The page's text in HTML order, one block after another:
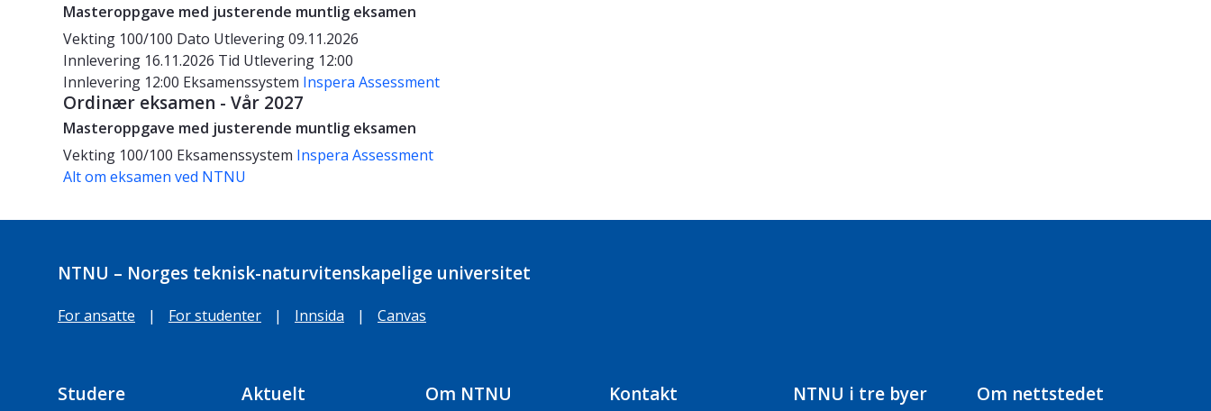
Masteroppgave med justerende muntlig eksamen
Vekting 100/100 Dato Utlevering 09.11.2026
Innlevering 16.11.2026 Tid Utlevering 12:00
Innlevering 12:00 Eksamenssystem Inspera Assessment
Ordinær eksamen - Vår 2027
Masteroppgave med justerende muntlig eksamen
Vekting 100/100 Eksamenssystem Inspera Assessment
Alt om eksamen ved NTNU
NTNU – Norges teknisk-naturvitenskapelige universitet
For ansatte | For studenter | Innsida | Canvas
Studere Aktuelt Om NTNU Kontakt NTNU i tre byer Om nettstedet